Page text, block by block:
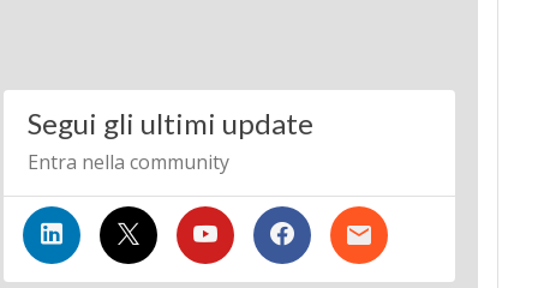
Segui gli ultimi update
Entra nella community